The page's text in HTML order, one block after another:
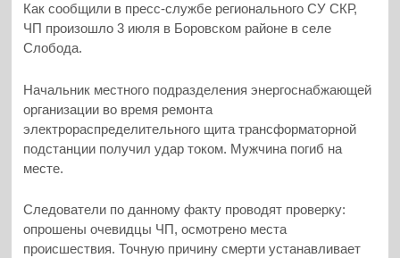
Как сообщили в пресс-службе регионального СУ СКР,
ЧП произошло 3 июля в Боровском районе в селе
Слобода.
Начальник местного подразделения энергоснабжающей
организации во время ремонта
электрораспределительного щита трансформаторной
подстанции получил удар током. Мужчина погиб на
месте.
Следователи по данному факту проводят проверку:
опрошены очевидцы ЧП, осмотрено места
происшествия. Точную причину смерти устанавливает